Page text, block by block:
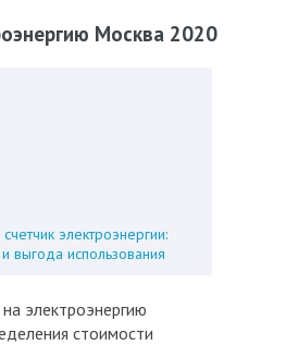
Москва 2020
электроэнергии:
выгода использования
электроэнергию
стоимости